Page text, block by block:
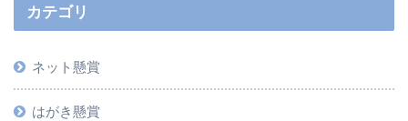
カテゴリ
ネット懸賞
はがき懸賞